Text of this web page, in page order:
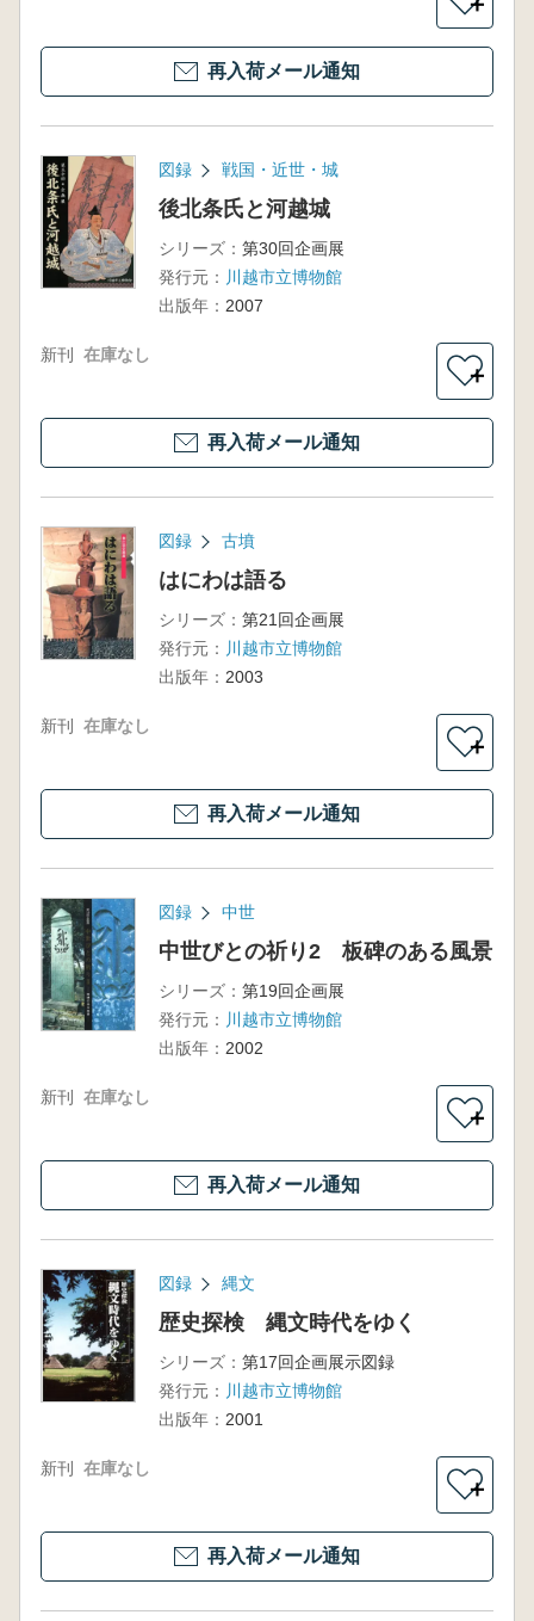
再入荷メール通知
図録 戦国・近世・城
後北条氏と河越城
シリーズ： 第30回企画展
発行元： 川越市立博物館
出版年： 2007
新刊 在庫なし
＋
再入荷メール通知
図録 古墳
はにわは語る
シリーズ： 第21回企画展
発行元： 川越市立博物館
出版年： 2003
新刊 在庫なし
＋
再入荷メール通知
図録 中世
中世びとの祈り2 板碑のある風景
シリーズ： 第19回企画展
発行元： 川越市立博物館
出版年： 2002
新刊 在庫なし
＋
再入荷メール通知
図録 縄文
歴史探検 縄文時代をゆく
シリーズ： 第17回企画展示図録
発行元： 川越市立博物館
出版年： 2001
新刊 在庫なし
＋
再入荷メール通知